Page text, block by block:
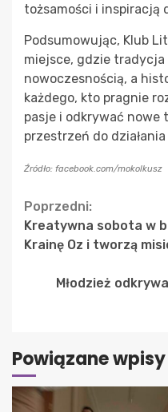
tożsamości i inspiracją
Podsumowując, Klub
miejsce, gdzie tradycja
nowoczesnością, a
każdego, kto pragnie
pasje i odkrywać nowe
przestrzeń do
Źródło: facebook.com/mokolkusz
Continue
Reading
Poprzedni:
Kreatywna sobota w
Krainę Oz i tworzą
Młodzież
Powiązane wpisy